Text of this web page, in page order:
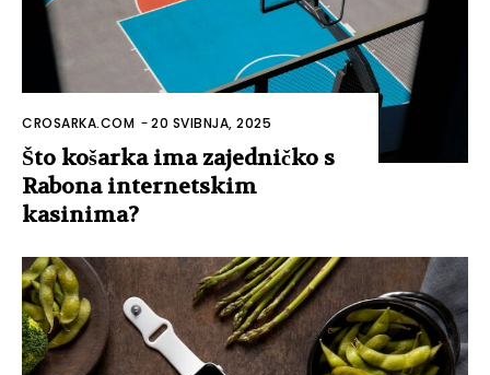
CROSARKA.COM -20 SVIBNJA, 2025
Što košarka ima zajedničko s
Rabona internetskim
kasinima?